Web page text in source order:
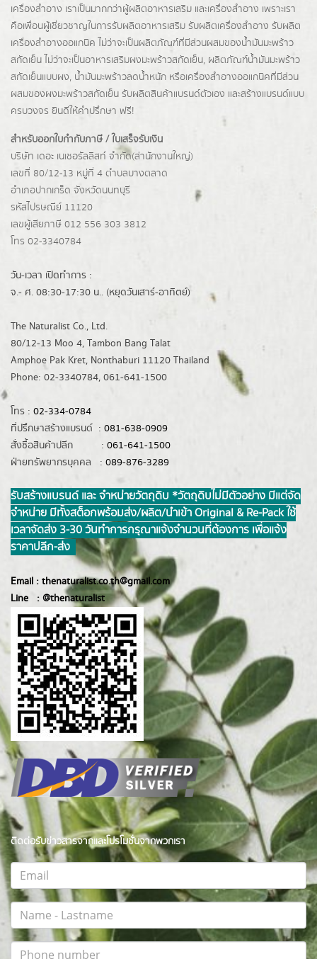
เครื่องสำอาง เราเป็นมากกว่าผู้ผลิตอาหารเสริม และเครื่องสำอาง เพราะเรา
คือเพื่อนผู้เชี่ยวชาญในการรับผลิตอาหารเสริม รับผลิตเครื่องสำอาง รับผลิต
เครื่องสำอางออแกนิค ไม่ว่าจะเป็นผลิตภัณฑ์ที่มีส่วนผสมของน้ำมันมะพร้าว
สกัดเย็น ไม่ว่าจะเป็นอาหารเสริมผงมะพร้าวสกัดเย็น, ผลิตภัณฑ์น้ำมันมะพร้าว
สกัดเย็นแบบผง, น้ำมันมะพร้าวลดน้ำหนัก หรือเครื่องสำอางออแกนิคที่มีส่วน
ผสมของผงมะพร้าวสกัดเย็น รับผลิตสินค้าแบรนด์ตัวเอง และสร้างแบรนด์แบบ
ครบวงจร ยินดีให้คำปรึกษา ฟรี!
สำหรับออกใบกำกับภาษี / ใบเสร็จรับเงิน
บริษัท เดอะ เนเชอรัลลิสท์ จำกัด(ส่านักงานใหญ่)
เลขที่ 80/12-13 หมู่ที่ 4 ตำบลบางตลาด
อำเภอปากเกร็ด จังหวัดนนทบุรี
รหัสไปรษณีย์ 11120
เลขผู้เสียภาษี 012 556 303 3812
โทร 02-3340784
วัน-เวลา เปิดทำการ :
จ.- ศ. 08:30-17:30 น.. (หยุดวันเสาร์-อาทิตย์)
The Naturalist Co., Ltd.
80/12-13 Moo 4, Tambon Bang Talat
Amphoe Pak Kret, Nonthaburi 11120 Thailand
Phone: 02-3340784, 061-641-1500
โทร : 02-334-0784
ที่ปรึกษาสร้างแบรนด์ : 081-638-0909
สั่งซื้อสินค้าปลีก : 061-641-1500
ฝ่ายทรัพยากรบุคคล : 089-876-3289
รับสร้างแบรนด์ และ จำหน่ายวัตถุดิบ *วัตถุดิบไม่มีตัวอย่าง มีแต่จัด
จำหน่าย มีทั้งสต็อกพร้อมส่ง/ผลิต/นำเข้า Original & Re-Pack ใช้
เวลาจัดส่ง 3-30 วันทำการ กรุณาแจ้งจำนวนที่ต้องการ เพื่อแจ้ง
ราคาปลีก-ส่ง
Email : thenaturalist.co.th@gmail.com
Line : @thenaturalist
ติดต่อรับข่าวสารจากและโปรโมชั่นจากพวกเรา